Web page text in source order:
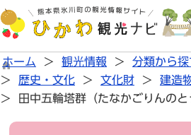
ホーム 観光情報
分類から探
歴史・文化
文化財
建造
田中五輪塔群（たなかごりんのと